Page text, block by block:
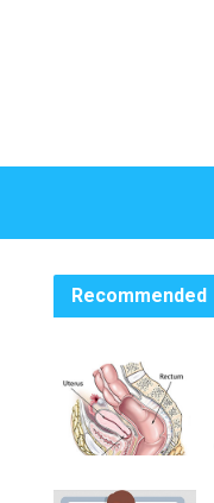
Recommended